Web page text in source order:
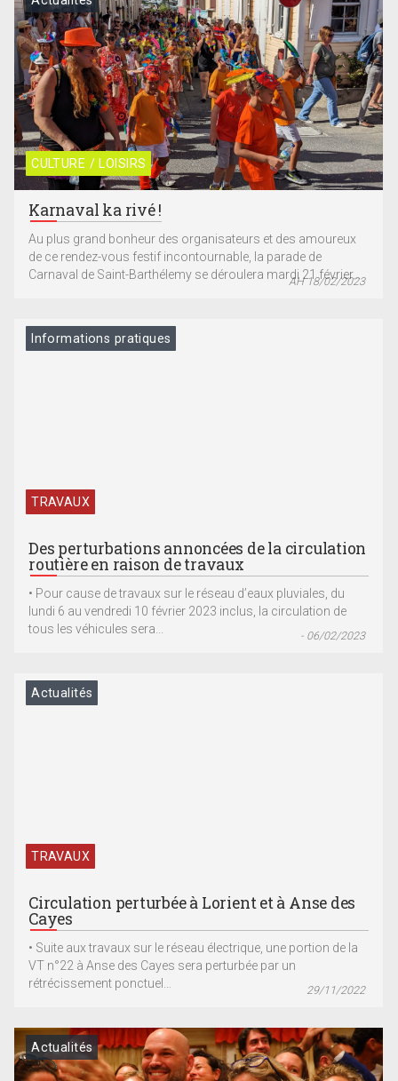
CULTURE / LOISIRS
Karnaval ka rivé !
Au plus grand bonheur des organisateurs et des amoureux
de ce rendez-vous festif incontournable, la parade de
Carnaval de Saint-Barthélemy se déroulera mardi 21 février...
AH 18/02/2023
TRAVAUX
Informations pratiques
Des perturbations annoncées de la circulation
routière en raison de travaux
• Pour cause de travaux sur le réseau d’eaux pluviales, du
lundi 6 au vendredi 10 février 2023 inclus, la circulation de
tous les véhicules sera...
- 06/02/2023
TRAVAUX
Actualités
Circulation perturbée à Lorient et à Anse des
Cayes
• Suite aux travaux sur le réseau électrique, une portion de la
VT n°22 à Anse des Cayes sera perturbée par un
rétrécissement ponctuel...
29/11/2022
Actualités